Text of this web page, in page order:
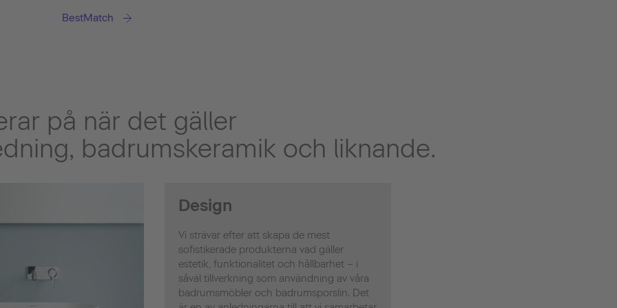
BestMatch
på när det gäller
badrumskeramik och liknande.
Design
Vi strävar efter att skapa de mest
sofistikerade produkterna vad gäller
estetik, funktionalitet och hållbarhet – i
såväl tillverkning som användning av våra
badrumsmöbler och badrumsporslin. Det